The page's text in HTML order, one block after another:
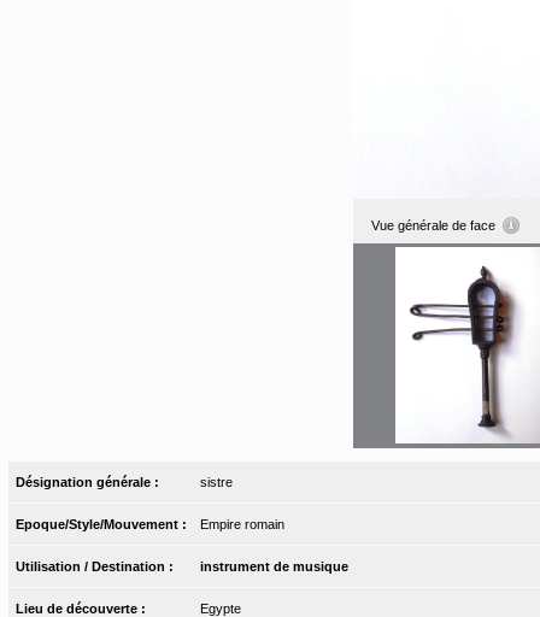
Vue générale de face
Désignation générale : sistre
Epoque/Style/Mouvement : Empire romain
Utilisation / Destination : instrument de musique
Lieu de découverte : Egypte